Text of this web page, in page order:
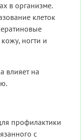
в организме.
клеток
ногти и
влияет на
профилактики
с